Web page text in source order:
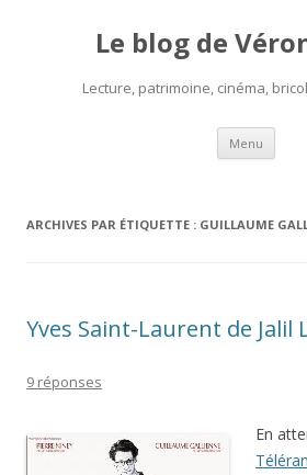
Le blog de
Lecture, patrimoine, cinéma,
Menu Aller
ARCHIVES PAR ÉTIQUETTE : GUILLAUME
Yves Saint-Laurent de Jalil
9 réponses
En